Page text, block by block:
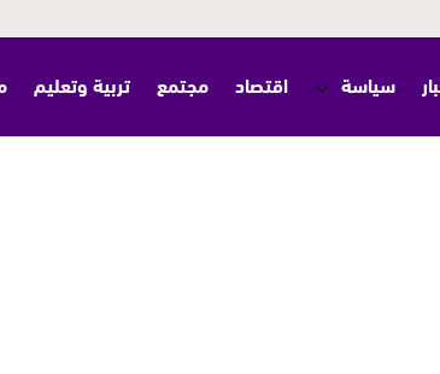
سياسة اقتصاد مجتمع تربية وتعليم